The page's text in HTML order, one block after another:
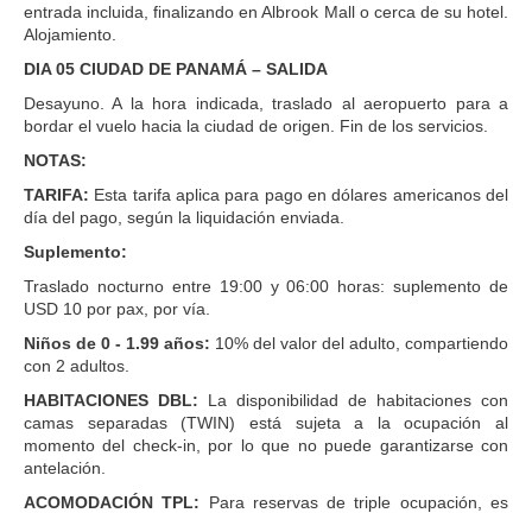
entrada incluida, finalizando en Albrook Mall o cerca de su hotel.
Alojamiento.
DIA 05 CIUDAD DE PANAMÁ – SALIDA
Desayuno. A la hora indicada, traslado al aeropuerto para a
bordar el vuelo hacia la ciudad de origen. Fin de los servicios.
NOTAS:
TARIFA: Esta tarifa aplica para pago en dólares americanos del
día del pago, según la liquidación enviada.
Suplemento:
Traslado nocturno entre 19:00 y 06:00 horas: suplemento de
USD 10 por pax, por vía.
Niños de 0 - 1.99 años: 10% del valor del adulto, compartiendo
con 2 adultos.
HABITACIONES DBL: La disponibilidad de habitaciones con
camas separadas (TWIN) está sujeta a la ocupación al
momento del check-in, por lo que no puede garantizarse con
antelación.
ACOMODACIÓN TPL: Para reservas de triple ocupación, es